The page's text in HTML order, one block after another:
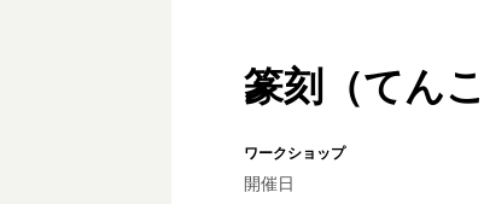
篆刻（てん
ワークショップ
開催日